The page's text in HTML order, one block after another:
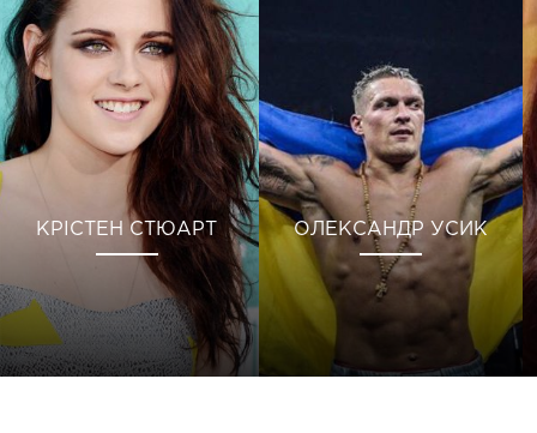
КРІСТЕН СТЮАРТ ОЛЕКСАНДР УСИК